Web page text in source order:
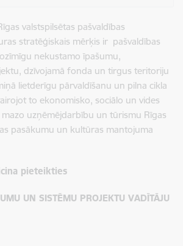
valstspilsētas pašvaldības
stratēģiskais mērķis ir pašvaldības
nekustamo īpašumu,
dzīvojamā fonda un tirgus teritoriju
lietderīgu pārvaldīšanu un pilna cikla
to ekonomisko, sociālo un vides
uzņēmējdarbību un tūrismu Rīgas
pasākumu un kultūras mantojuma
pieteikties
UN SISTĒMU PROJEKTU VADĪTĀJU